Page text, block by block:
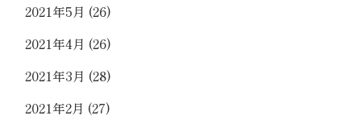
2021年5月 (26)
2021年4月 (26)
2021年3月 (28)
2021年2月 (27)